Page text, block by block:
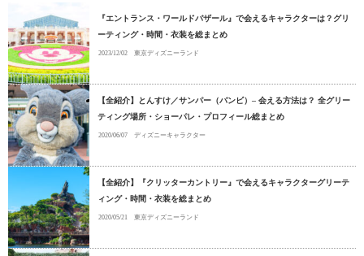
『エントランス・ワールドバザール』で会えるキャラクターは？グリ
ーティング・時間・衣装を総まとめ
2023/12/02 東京ディズニーランド
【全紹介】とんすけ／サンパー（バンビ）– 会える方法は？ 全グリー
ティング場所・ショーパレ・プロフィール総まとめ
2020/06/07 ディズニーキャラクター
【全紹介】『クリッターカントリー』で会えるキャラクターグリーテ
ィング・時間・衣装を総まとめ
2020/05/21 東京ディズニーランド